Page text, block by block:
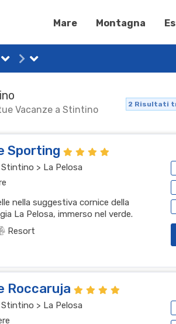
Mare Montagna
Vacanze a Stintino 2 Risultati
Sporting
> La Pelosa
nella suggestiva cornice della
La Pelosa, immerso nel verde.
Resort
Roccaruja
> La Pelosa